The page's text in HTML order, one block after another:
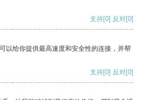
支持[0] 反对[0]
以给你提供最高速度和安全性的连接，并帮
支持[0] 反对[0]